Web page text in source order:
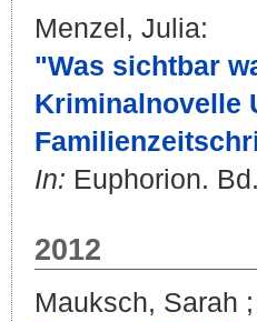
Menzel, Julia:
"Was sichtbar
Kriminalnovelle
In: Euphorion.
2012
Mauksch, Sarah